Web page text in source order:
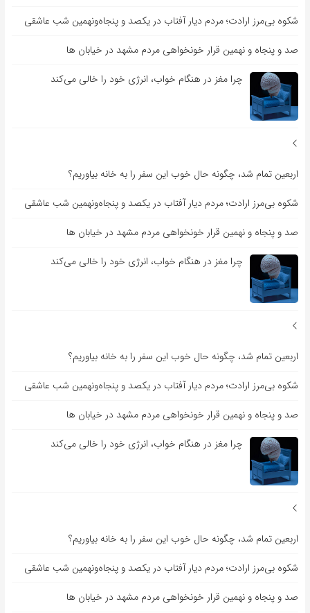
شکوه بی‌مرز ارادت؛ مردم دیار آفتاب در یکصد و پنجاه‌ونهمین شب عاشقی
صد و پنجاه و نهمین قرار خونخواهی مردم مشهد در خیابان ها
چرا مغز در هنگام خواب، انرژی خود را خالی می‌کند
اربعین تمام شد، چگونه حال خوب این سفر را به خانه بیاوریم؟
شکوه بی‌مرز ارادت؛ مردم دیار آفتاب در یکصد و پنجاه‌ونهمین شب عاشقی
صد و پنجاه و نهمین قرار خونخواهی مردم مشهد در خیابان ها
چرا مغز در هنگام خواب، انرژی خود را خالی می‌کند
اربعین تمام شد، چگونه حال خوب این سفر را به خانه بیاوریم؟
شکوه بی‌مرز ارادت؛ مردم دیار آفتاب در یکصد و پنجاه‌ونهمین شب عاشقی
صد و پنجاه و نهمین قرار خونخواهی مردم مشهد در خیابان ها
چرا مغز در هنگام خواب، انرژی خود را خالی می‌کند
اربعین تمام شد، چگونه حال خوب این سفر را به خانه بیاوریم؟
شکوه بی‌مرز ارادت؛ مردم دیار آفتاب در یکصد و پنجاه‌ونهمین شب عاشقی
صد و پنجاه و نهمین قرار خونخواهی مردم مشهد در خیابان ها